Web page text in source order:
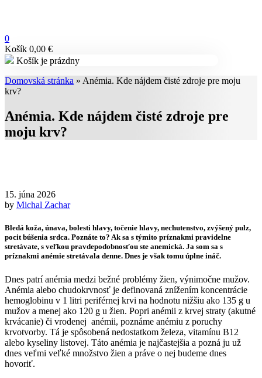
0
Košík 0,00 €
Košík je prázdny
Domovská stránka » Anémia. Kde nájdem čisté zdroje pre moju
krv?
Anémia. Kde nájdem čisté zdroje pre
moju krv?
15. júna 2026
by Michal Zachar
Bledá koža, únava, bolesti hlavy, točenie hlavy, nechutenstvo, zvýšený pulz,
pocit búšenia srdca. Poznáte to? Ak sa s týmito príznakmi pravidelne
stretávate, s veľkou pravdepodobnosťou ste anemická. Ja som sa s
príznakmi anémie stretávala denne. Dnes je však tomu úplne ináč.
Dnes patrí anémia medzi bežné problémy žien, výnimočne mužov.
Anémia alebo chudokrvnosť je definovaná znížením koncentrácie
hemoglobinu v 1 litri periférnej krvi na hodnotu nižšiu ako 135 g u
mužov a menej ako 120 g u žien. Popri anémii z krvej straty (akutné
krvácanie) či vrodenej anémii, poznáme anémiu z poruchy
krvotvorby. Tá je spôsobená nedostatkom železa, vitamínu B12
alebo kyseliny listovej. Táto anémia je najčastejšia a pozná ju už
dnes veľmi veľké množstvo žien a práve o nej budeme dnes
hovoriť.